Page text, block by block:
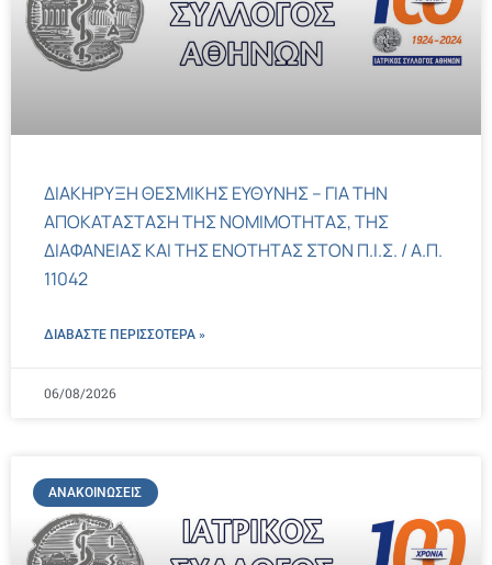
ΔΙΑΚΗΡΥΞΗ ΘΕΣΜΙΚΗΣ ΕΥΘΥΝΗΣ – ΓΙΑ ΤΗΝ
ΑΠΟΚΑΤΑΣΤΑΣΗ ΤΗΣ ΝΟΜΙΜΟΤΗΤΑΣ, ΤΗΣ
ΔΙΑΦΑΝΕΙΑΣ ΚΑΙ ΤΗΣ ΕΝΟΤΗΤΑΣ ΣΤΟΝ Π.Ι.Σ. / Α.Π.
11042
ΔΙΑΒΑΣΤΕ ΠΕΡΙΣΣΌΤΕΡΑ »
06/08/2026
ΑΝΑΚΟΙΝΏΣΕΙΣ